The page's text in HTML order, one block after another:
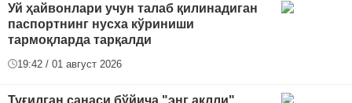
Уй ҳайвонлари учун талаб қилинадиган
паспортнинг нусха кўриниши
тармоқларда тарқалди
19:42 / 01 август 2026
Туғилган санаси бўйича "энг ақлли"